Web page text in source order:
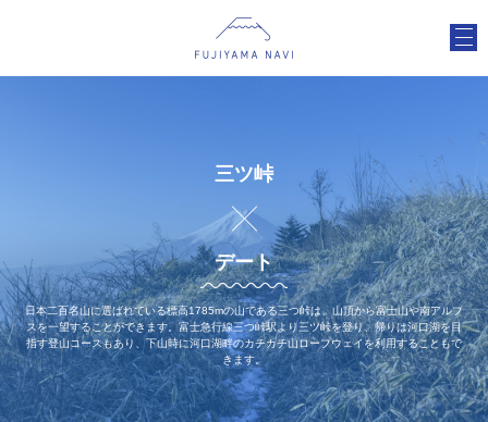
三ツ峠
デート
日本二百名山に選ばれている標高1785mの山である三つ峠は、山頂から富士山や南アルプ
スを一望することができます。富士急行線三つ峠駅より三ツ峠を登り、帰りは河口湖を目
指す登山コースもあり、下山時に河口湖畔のカチカチ山ロープウェイを利用することもで
きます。